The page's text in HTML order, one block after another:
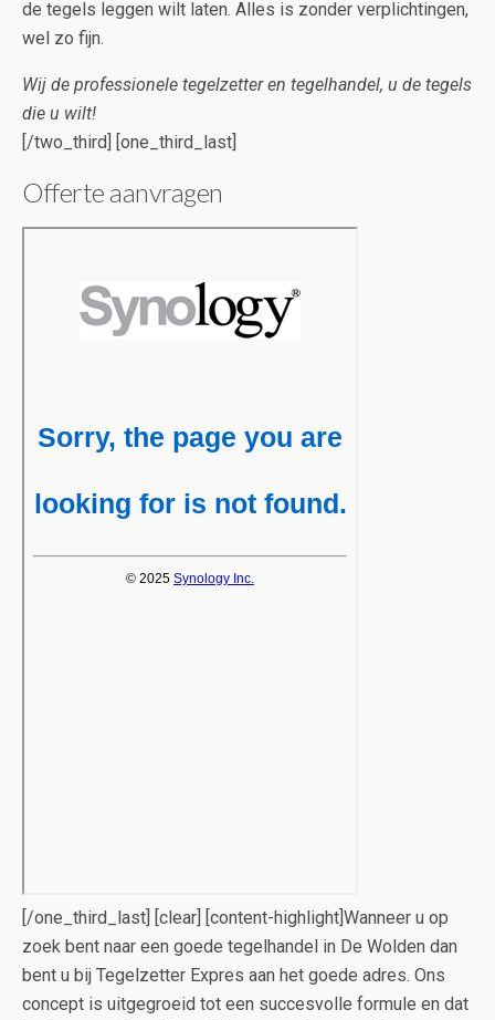
de tegels leggen wilt laten. Alles is zonder verplichtingen,
wel zo fijn.
Wij de professionele tegelzetter en tegelhandel, u de tegels
die u wilt!
[/two_third] [one_third_last]
Offerte aanvragen
[/one_third_last] [clear] [content-highlight]Wanneer u op
zoek bent naar een goede tegelhandel in De Wolden dan
bent u bij Tegelzetter Expres aan het goede adres. Ons
concept is uitgegroeid tot een succesvolle formule en dat